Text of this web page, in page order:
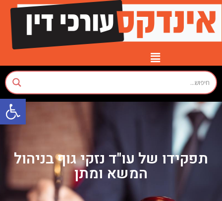
פתח
תפקידו של עו"ד נזקי גוף בניהול
המשא ומתן